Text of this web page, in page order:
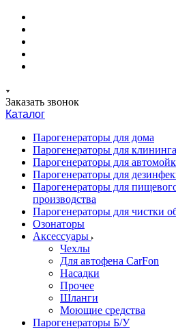
Заказать звонок
Каталог
Парогенераторы для дома
Парогенераторы для клининга
Парогенераторы для
Парогенераторы для
Парогенераторы для
производства
Парогенераторы для чистки
Озонаторы
Аксессуары
Чехлы
Для автофена CarFon
Насадки
Прочее
Шланги
Моющие средства
Парогенераторы Б/У